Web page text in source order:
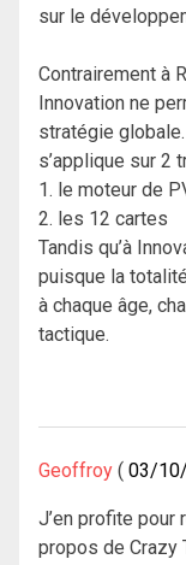
sur le
Contrairement à
Innovation ne
stratégie
s’applique sur 2
1. le moteur de
2. les 12 cartes
Tandis qu’à
puisque la
à chaque âge,
tactique.
Geoffroy 03/
J’en profite pour
propos de Crazy